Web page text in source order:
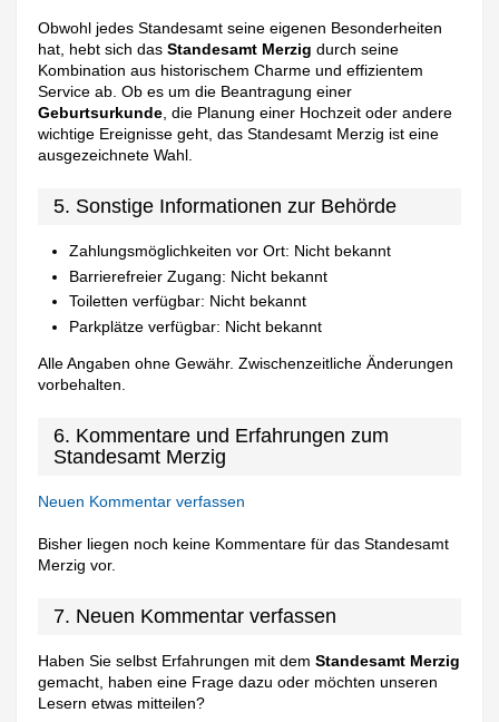
Obwohl jedes Standesamt seine eigenen Besonderheiten
hat, hebt sich dasStandesamt Merzig durch seine
Kombination aus historischem Charme und effizientem
Service ab. Ob es um die Beantragung einer
Geburtsurkunde , die Planung einer Hochzeit oder andere
wichtige Ereignisse geht, das Standesamt Merzig ist eine
ausgezeichnete Wahl.
5. Sonstige Informationen zur Behörde
Zahlungsmöglichkeiten vor Ort: Nicht bekannt
Barrierefreier Zugang: Nicht bekannt
Toiletten verfügbar: Nicht bekannt
Parkplätze verfügbar: Nicht bekannt
Alle Angaben ohne Gewähr. Zwischenzeitliche Änderungen
vorbehalten.
6. Kommentare und Erfahrungen zum
Standesamt Merzig
Neuen Kommentar verfassen
Bisher liegen noch keine Kommentare für das Standesamt
Merzig vor.
7. Neuen Kommentar verfassen
Haben Sie selbst Erfahrungen mit demStandesamt Merzig
gemacht, haben eine Frage dazu oder möchten unseren
Lesern etwas mitteilen?